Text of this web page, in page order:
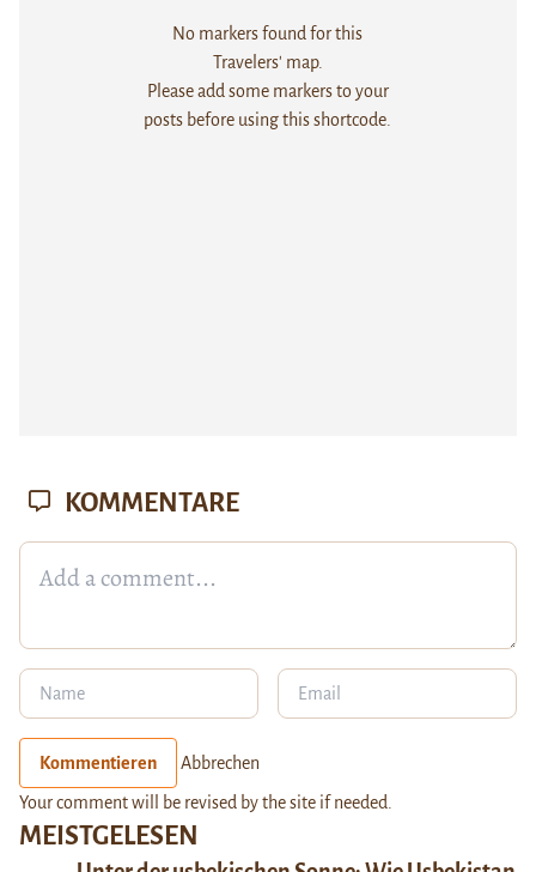
No markers found for this
Travelers' map.
Please add some markers to your
posts before using this shortcode.
MEISTGELESEN
KOMMENTARE
Kommentieren Abbrechen
Your comment will be revised by the site if needed.